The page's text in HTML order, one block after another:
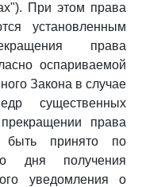
При этом права
установленным
права
оспариваемой
Закона в случае
существенных
права
быть принято по
дня получения
уведомления о